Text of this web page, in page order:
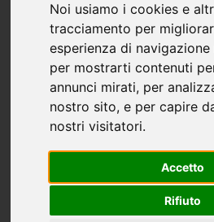
Noi usiamo i cookies e
tracciamento per
esperienza di
per mostrarti contenuti
annunci mirati, per
nostro sito, e per capire
nostri visitatori.
Accetto
Rifiuto
Oggettistica
Linea Leopardi
| Shop Musei | Leopardi a